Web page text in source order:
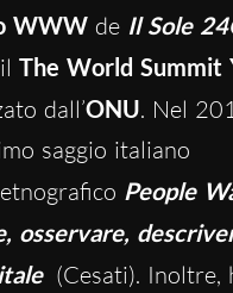
WWW de Il Sole
The World Summit
dall’ONU. Nel
saggio italiano
People
osservare,
(Cesati). Inoltre,